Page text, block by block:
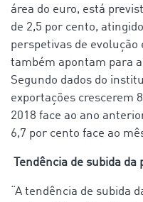
área do euro, está
de 2,5 por cento,
perspetivas de
também apontam para
Segundo dados do
exportações crescerem
2018 face ao ano
6,7 por cento face ao
Tendência de subida
“A tendência de subida